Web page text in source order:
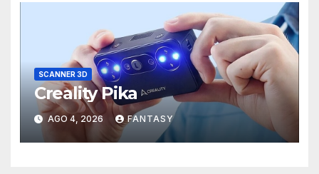
SCANNER 3D
Creality Pika
AGO 4, 2026 FANTASY